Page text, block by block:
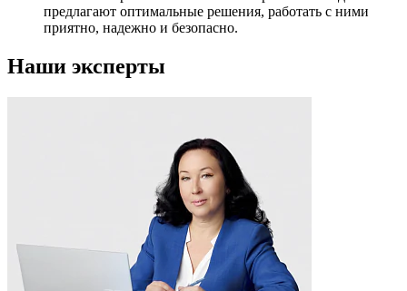
предлагают оптимальные решения, работать с ними
приятно, надежно и безопасно.
Наши эксперты